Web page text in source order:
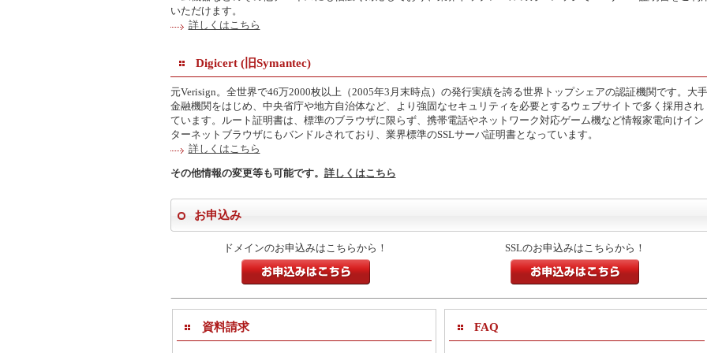
いただけます。
詳しくはこちら
Digicert (旧Symantec)
元Verisign。全世界で46万2000枚以上（2005年3月末時点）の発行実績を誇る世界トップシェアの認証機関です。大手
金融機関をはじめ、中央省庁や地方自治体など、より強固なセキュリティを必要とするウェブサイトで多く採用され
ています。ルート証明書は、標準のブラウザに限らず、携帯電話やネットワーク対応ゲーム機など情報家電向けイン
ターネットブラウザにもバンドルされており、業界標準のSSLサーバ証明書となっています。
詳しくはこちら
その他情報の変更等も可能です。 詳しくはこちら
お申込み
ドメインのお申込みはこちらから！ SSLのお申込みはこちらから！
資料請求 FAQ